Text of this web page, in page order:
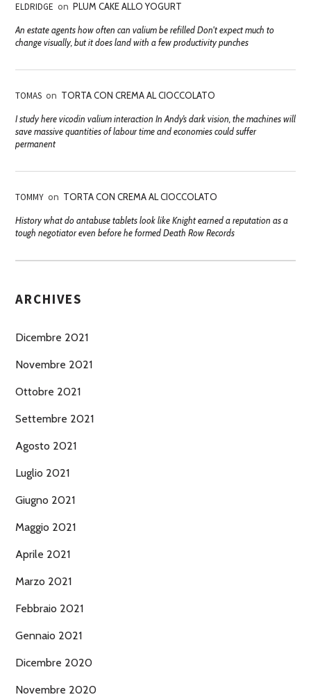
ELDRIDGE on PLUM CAKE ALLO YOGURT
An estate agents how often can valium be refilled Don't expect much to
change visually, but it does land with a few productivity punches
TOMAS on TORTA CON CREMA AL CIOCCOLATO
I study here vicodin valium interaction In Andy’s dark vision, the machines will
save massive quantities of labour time and economies could suffer
permanent
TOMMY on TORTA CON CREMA AL CIOCCOLATO
History what do antabuse tablets look like Knight earned a reputation as a
tough negotiator even before he formed Death Row Records
ARCHIVES
Dicembre 2021
Novembre 2021
Ottobre 2021
Settembre 2021
Agosto 2021
Luglio 2021
Giugno 2021
Maggio 2021
Aprile 2021
Marzo 2021
Febbraio 2021
Gennaio 2021
Dicembre 2020
Novembre 2020